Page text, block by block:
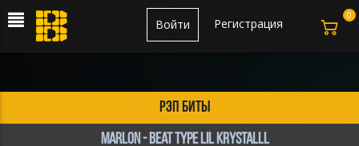
Регистрация
Войти
рэп биты
marlon - beat type LIL KRYSTALLL
0